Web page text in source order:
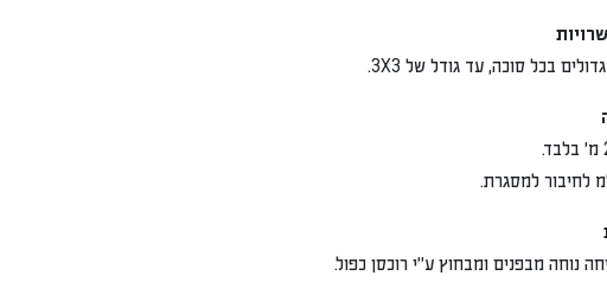
נוחה מבפנים ומבחוץ ע"י רוכסן כפול.